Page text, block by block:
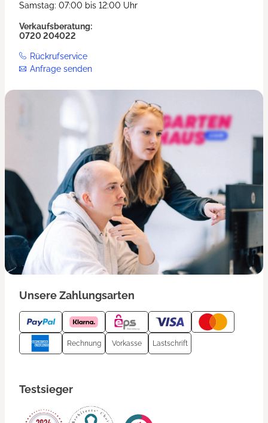
Samstag: 07:00 bis 12:00 Uhr
Verkaufsberatung:
0720 204022
Rückrufservice
Anfrage senden
Unsere Zahlungsarten
Rechnung Vorkasse Lastschrift
Testsieger